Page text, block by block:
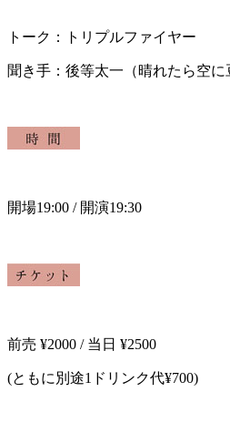
トーク： トリプルファイヤー
聞き手：後等太一（晴れたら空に
開場19:00 / 開演19:30
前売 ¥2000 / 当日 ¥2500
(ともに別途1 ドリンク代¥700)